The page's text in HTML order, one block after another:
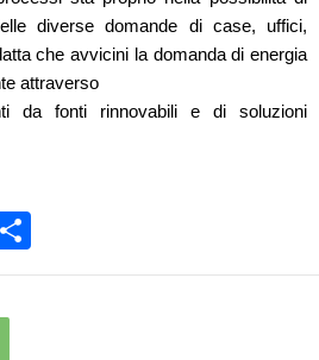
diverse domande di case, uffici,
che avvicini la domanda di energia
attraverso
da fonti rinnovabili e di soluzioni
Pr
o